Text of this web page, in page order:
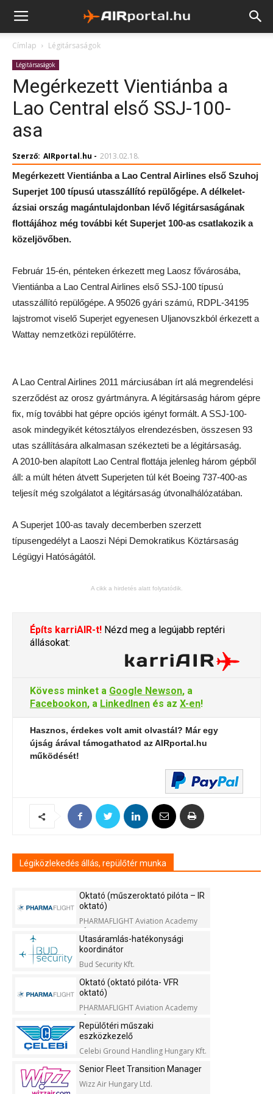
Címlap Légitársaságok
Légitársaságok
Megérkezett Vientiánba a
Lao Central első SSJ-100-
asa
Szerző: AIRportal.hu - 2013.02.18.
Megérkezett Vientiánba a Lao Central Airlines első Szuhoj
Superjet 100 típusú utasszállító repülőgépe. A délkelet-
ázsiai ország magántulajdonban lévő légitársaságának
flottájához még további két Superjet 100-as csatlakozik a
közeljövőben.
Február 15-én, pénteken érkezett meg Laosz fővárosába,
Vientiánba a Lao Central Airlines első SSJ-100 típusú
utasszállító repülőgépe. A 95026 gyári számú, RDPL-34195
lajstromot viselő Superjet egyenesen Uljanovszkból érkezett a
Wattay nemzetközi repülőtérre.
A Lao Central Airlines 2011 márciusában írt alá megrendelési
szerződést az orosz gyártmányra. A légitársaság három gépre
fix, míg további hat gépre opciós igényt formált. A SSJ-100-
asok mindegyikét kétosztályos elrendezésben, összesen 93
utas szállítására alkalmasan székezteti be a légitársaság.
A 2010-ben alapított Lao Central flottája jelenleg három gépből
áll: a múlt héten átvett Superjeten túl két Boeing 737-400-as
teljesít még szolgálatot a légitársaság útvonalhálózatában.
A Superjet 100-as tavaly decemberben szerzett
típusengedélyt a Laoszi Népi Demokratikus Köztársaság
Légügyi Hatóságától.
A cikk a hirdetés alatt folytatódik.
Építs karriAIR-t! Nézd meg a legújabb reptéri
állásokat:
Kövess minket a Google Newson, a
Facebookon, a LinkedInen és az X-en!
Hasznos, érdekes volt amit olvastál? Már egy
újság árával támogathatod az AIRportal.hu
működését!
Légiközlekedés állás, repülőtér munka
Oktató (műszeroktató pilóta – IR
oktató)
PHARMAFLIGHT Aviation Academy
Kft.
Utasáramlás-hatékonysági
koordinátor
Bud Security Kft.
Oktató (oktató pilóta- VFR
oktató)
PHARMAFLIGHT Aviation Academy
Kft.
Repülőtéri műszaki
eszközkezelő
Celebi Ground Handling Hungary Kft.
Senior Fleet Transition Manager
Wizz Air Hungary Ltd.